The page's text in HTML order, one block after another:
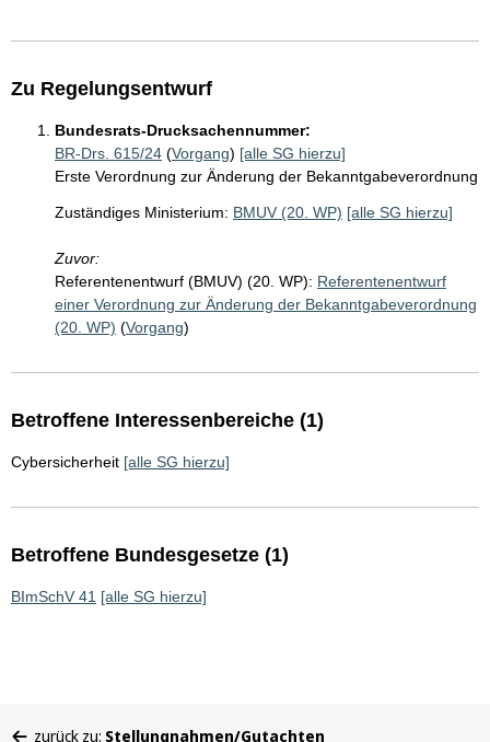
Zu Regelungsentwurf
Bundesrats-Drucksachennummer:
BR-Drs. 615/24 (Vorgang) [alle SG hierzu]
Erste Verordnung zur Änderung der Bekanntgabeverordnung
Zuständiges Ministerium: BMUV (20. WP) [alle SG hierzu]
Zuvor:
Referentenentwurf (BMUV) (20. WP): Referentenentwurf
einer Verordnung zur Änderung der Bekanntgabeverordnung
(20. WP) (Vorgang)
Betroffene Interessenbereiche (1)
Cybersicherheit [alle SG hierzu]
Betroffene Bundesgesetze (1)
BImSchV 41 [alle SG hierzu]
zurück zu: Stellungnahmen/Gutachten